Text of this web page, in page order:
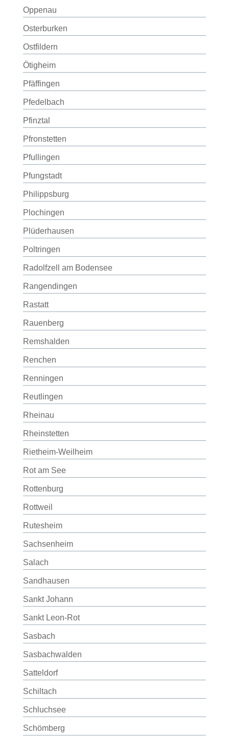
Oppenau
Osterburken
Ostfildern
Ötigheim
Pfäffingen
Pfedelbach
Pfinztal
Pfronstetten
Pfullingen
Pfungstadt
Philippsburg
Plochingen
Plüderhausen
Poltringen
Radolfzell am Bodensee
Rangendingen
Rastatt
Rauenberg
Remshalden
Renchen
Renningen
Reutlingen
Rheinau
Rheinstetten
Rietheim-Weilheim
Rot am See
Rottenburg
Rottweil
Rutesheim
Sachsenheim
Salach
Sandhausen
Sankt Johann
Sankt Leon-Rot
Sasbach
Sasbachwalden
Satteldorf
Schiltach
Schluchsee
Schömberg